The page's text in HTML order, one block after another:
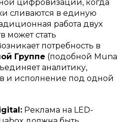
цифровизации, когда
сливаются в единую
работа двух
может стать
потребность в
Группе (подобной Muna
аналитику,
и исполнение под одной
Реклама на LED-